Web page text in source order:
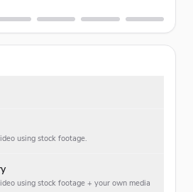
using stock footage.
using stock footage + your own media